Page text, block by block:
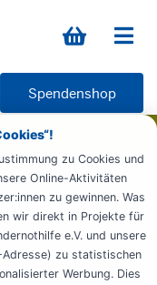
zu Cookies und
Online-Aktivitäten
zu gewinnen. Was
wir direkt in Projekte für
e.V. und unsere
Adresse) zu statistischen
Werbung. Dies
Spendenshop